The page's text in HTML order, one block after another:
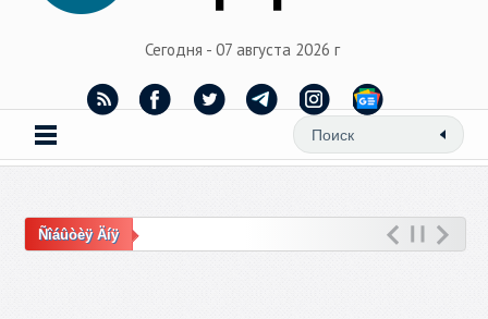
Сегодня - 07 августа 2026 г
Ñîáûòèÿ Äíÿ